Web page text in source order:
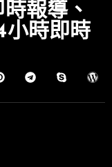
報導、
小時即時